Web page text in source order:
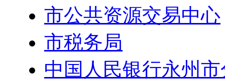
市公共资源交易中心
市税务局
中国人民银行永州